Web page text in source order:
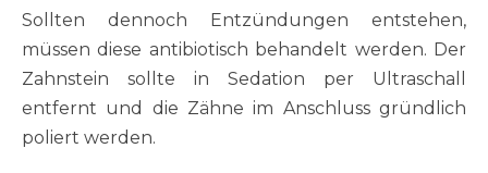
Sollten dennoch Entzündungen entstehen,
müssen diese antibiotisch behandelt werden. Der
Zahnstein sollte in Sedation per Ultraschall
entfernt und die Zähne im Anschluss gründlich
poliert werden.